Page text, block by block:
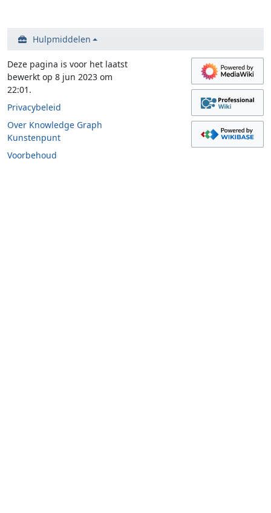
Hulpmiddelen
Deze pagina is voor het laatst
bewerkt op 8 jun 2023 om
22:01.
Privacybeleid
Over Knowledge Graph
Kunstenpunt
Voorbehoud